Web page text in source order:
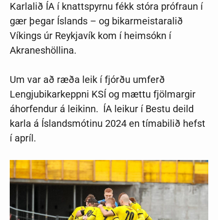
Karlalið ÍA í knattspyrnu fékk stóra prófraun í
gær þegar Íslands – og bikarmeistaralið
Víkings úr Reykjavík kom í heimsókn í
Akraneshöllina.
Um var að ræða leik í fjórðu umferð
Lengjubikarkeppni KSÍ og mættu fjölmargir
áhorfendur á leikinn. ÍA leikur í Bestu deild
karla á Íslandsmótinu 2024 en tímabilið hefst
í apríl.